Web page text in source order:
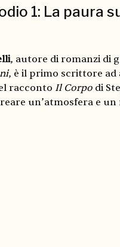
1: La paura
, autore di romanzi di
, è il primo scrittore ad
racconto Il Corpo di
un’atmosfera e